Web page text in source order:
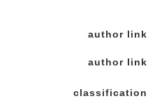
author link
author link
classification